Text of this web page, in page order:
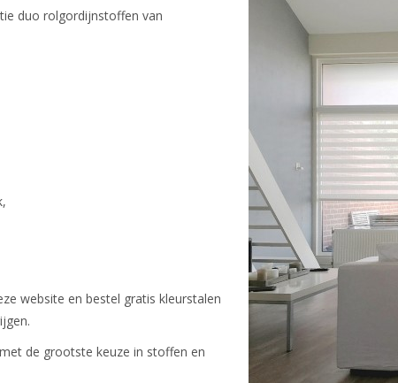
duo rolgordijnstoffen van
website en bestel gratis kleurstalen
de grootste keuze in stoffen en